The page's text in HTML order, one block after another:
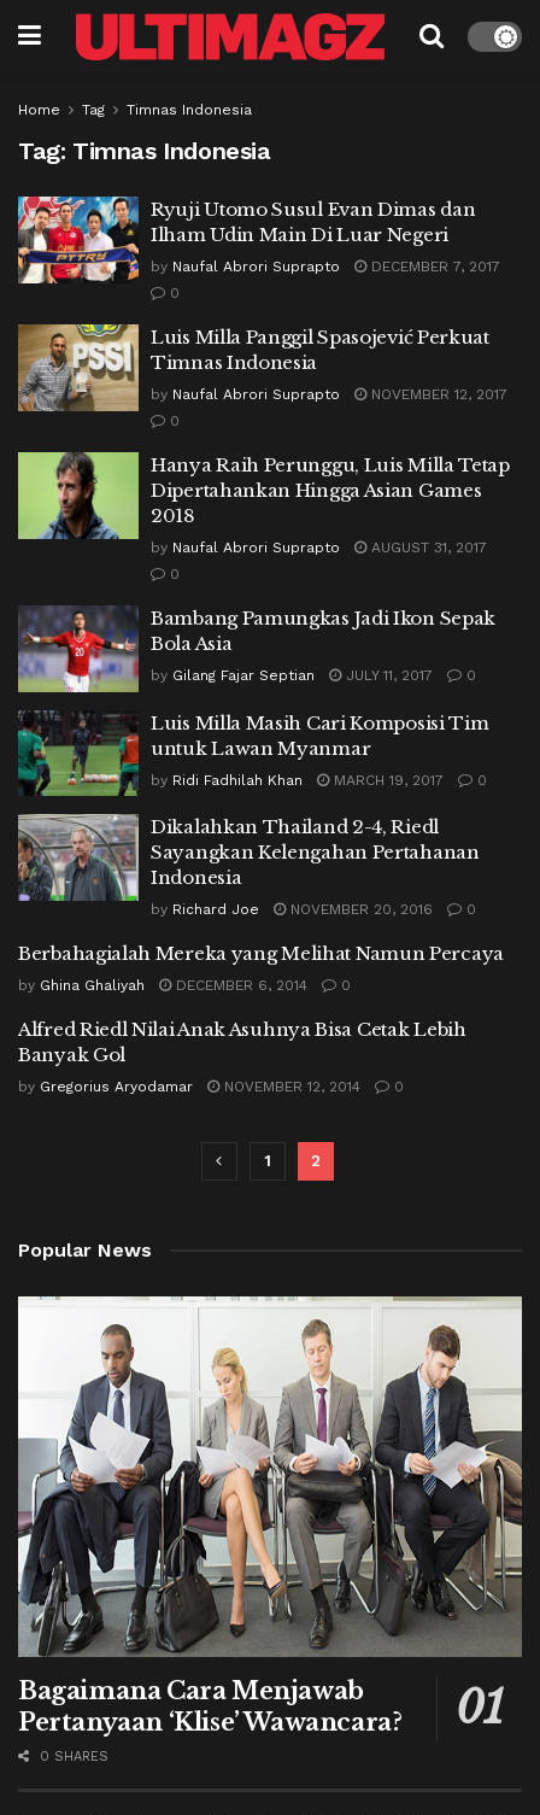
Home Tag Timnas Indonesia
Tag: Timnas Indonesia
Ryuji Utomo Susul Evan Dimas dan
Ilham Udin Main Di Luar Negeri
by Naufal Abrori Suprapto
DECEMBER 7, 2017
0
Luis Milla Panggil Spasojević Perkuat
Timnas Indonesia
by Naufal Abrori Suprapto
NOVEMBER 12, 2017
0
Hanya Raih Perunggu, Luis Milla Tetap
Dipertahankan Hingga Asian Games
2018
by Naufal Abrori Suprapto
AUGUST 31, 2017
0
Bambang Pamungkas Jadi Ikon Sepak
Bola Asia
by Gilang Fajar Septian JULY 11, 2017 0
Luis Milla Masih Cari Komposisi Tim
untuk Lawan Myanmar
by Ridi Fadhilah Khan MARCH 19, 2017 0
Dikalahkan Thailand 2-4, Riedl
Sayangkan Kelengahan Pertahanan
Indonesia
by Richard Joe NOVEMBER 20, 2016 0
Berbahagialah Mereka yang Melihat Namun Percaya
by Ghina Ghaliyah DECEMBER 6, 2014 0
Alfred Riedl Nilai Anak Asuhnya Bisa Cetak Lebih
Banyak Gol
by Gregorius Aryodamar NOVEMBER 12, 2014 0
1 2
Popular News
Bagaimana Cara Menjawab
Pertanyaan ‘Klise’ Wawancara?
0 SHARES